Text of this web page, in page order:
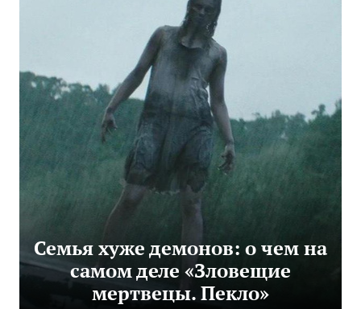
Семья хуже демонов: о чем на
самом деле «Зловещие
мертвецы. Пекло»